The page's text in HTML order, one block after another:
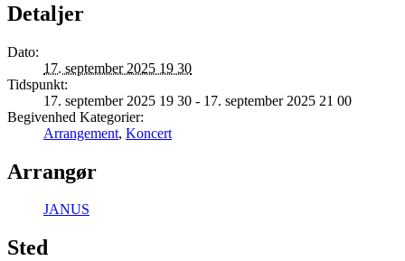
Detaljer
Dato:
17. september 2025 19 30
Tidspunkt:
17. september 2025 19 30 - 17. september 2025 21 00
Begivenhed Kategorier:
Arrangement, Koncert
Arrangør
JANUS
Sted